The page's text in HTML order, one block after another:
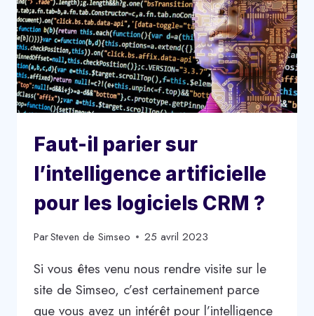
Faut-il parier sur
l’intelligence artificielle
pour les logiciels CRM ?
ParSteven de Simseo 25 avril 2023
Si vous êtes venu nous rendre visite sur le
site de Simseo, c’est certainement parce
que vous avez un intérêt pour l’intelligence